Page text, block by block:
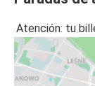
Atención: tu